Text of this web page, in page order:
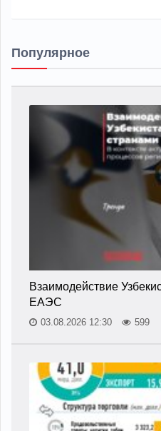
Популярное
Взаимодействие
ЕАЭС
03.08.2026 12:30 599